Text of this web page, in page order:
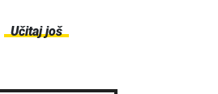
Učitaj još